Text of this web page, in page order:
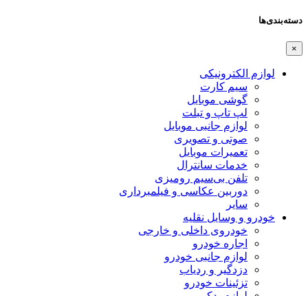
دسته‌بندی‌ها
×
لوازم الکترونیکی
سیم کارت
گوشی موبایل
لپ تاپ و تبلت
لوازم جانبی موبایل
صوتی و تصویری
تعمیرات موبایل
خدمات سانترال
تلفن بی‌سیم رومیزی
دوربین عکاسی و فیلمبرداری
سایر
خودرو و وسایل نقلیه
خودروی داخلی و خارجی
اجاره خودرو
لوازم جانبی خودرو
دزدگیر و ردیاب
تزئینات خودرو